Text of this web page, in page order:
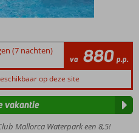
(7 nachten)
va 880 p.p.
op deze site
Mallorca Waterpark een 8,5!
vakantie